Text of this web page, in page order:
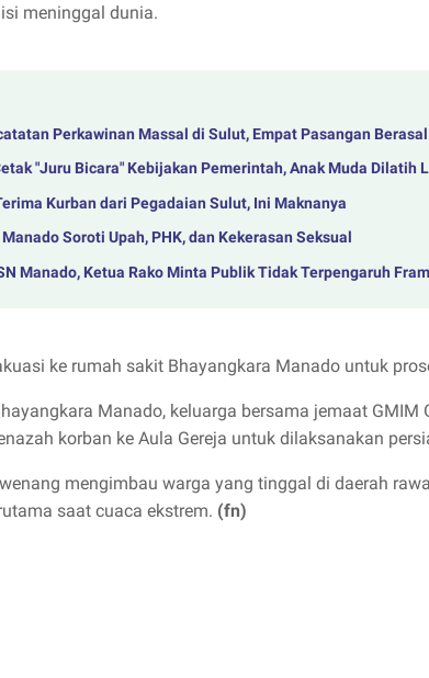
meninggal dunia.
Perkawinan Massal di Sulut, Empat Pasangan
"Juru Bicara" Kebijakan Pemerintah, Anak Muda Dilatih
Kurban dari Pegadaian Sulut, Ini Maknanya
Soroti Upah, PHK, dan Kekerasan Seksual
Manado, Ketua Rako Minta Publik Tidak Terpengaruh
ke rumah sakit Bhayangkara Manado untuk
Manado, keluarga bersama jemaat GMIM
korban ke Aula Gereja untuk dilaksanakan
mengimbau warga yang tinggal di daerah
saat cuaca ekstrem. (fn)